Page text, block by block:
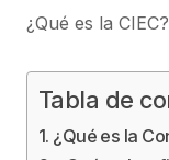
¿Qué es la CIEC?
Tabla de
¿Qué es la